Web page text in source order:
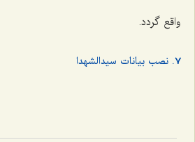
واقع گردد.
7. نصب بیانات سیدالشهدا